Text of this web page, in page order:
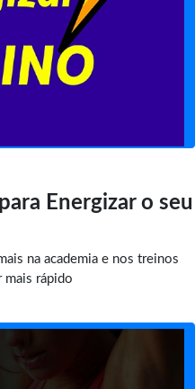
Energizar o seu
na academia e nos treinos
mais rápido